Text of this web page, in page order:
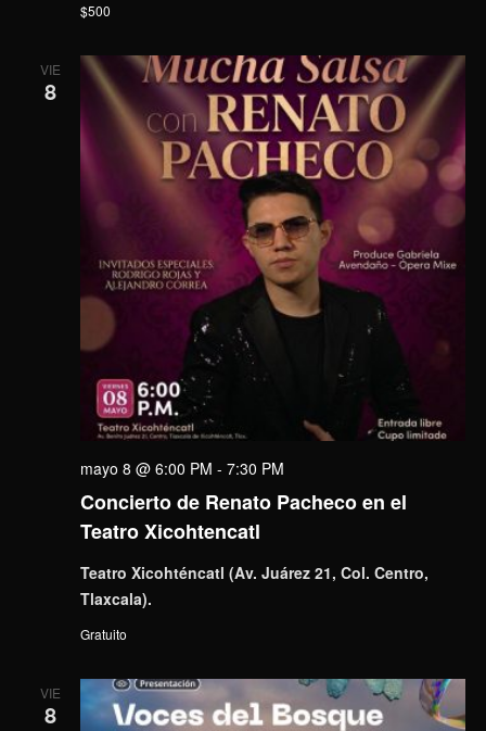
$500
VIE
8
Concierto de Renato Pacheco en el
Teatro Xicohtencatl
mayo 8 @ 6:00 PM - 7:30 PM
Teatro Xicohténcatl (Av. Juárez 21, Col. Centro,
Tlaxcala).
Gratuito
VIE
8